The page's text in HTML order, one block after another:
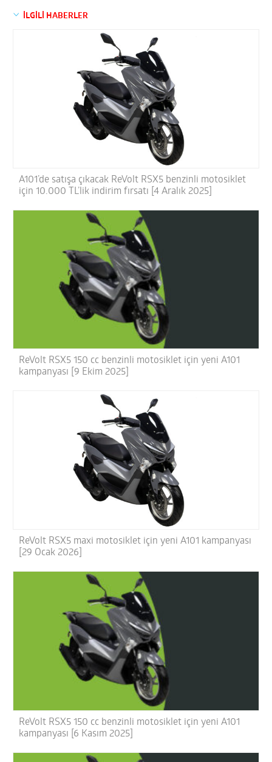
İLGİLİ HABERLER
A101’de satışa çıkacak ReVolt RSX5 benzinli motosiklet
için 10.000 TL’lik indirim fırsatı [4 Aralık 2025]
ReVolt RSX5 150 cc benzinli motosiklet için yeni A101
kampanyası [9 Ekim 2025]
ReVolt RSX5 maxi motosiklet için yeni A101 kampanyası
[29 Ocak 2026]
ReVolt RSX5 150 cc benzinli motosiklet için yeni A101
kampanyası [6 Kasım 2025]